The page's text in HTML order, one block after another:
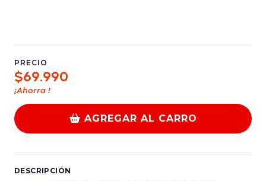
PRECIO
$69.990
¡Ahorra !
AGREGAR AL CARRO
DESCRIPCIÓN